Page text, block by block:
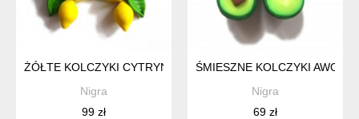
ŻÓŁTE KOLCZYKI CYTRYNY OWOCE
Nigra
99 zł
ŚMIESZNE KOLCZYKI
Nigra
69 zł